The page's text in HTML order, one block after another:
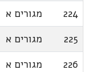
224
מגורים א
225
מגורים א
226
מגורים א